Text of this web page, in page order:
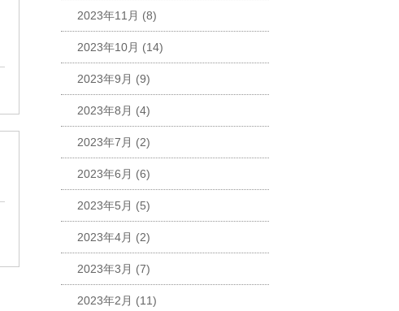
2023年11月 (8)
2023年10月 (14)
2023年9月 (9)
2023年8月 (4)
2023年7月 (2)
2023年6月 (6)
2023年5月 (5)
2023年4月 (2)
2023年3月 (7)
2023年2月 (11)